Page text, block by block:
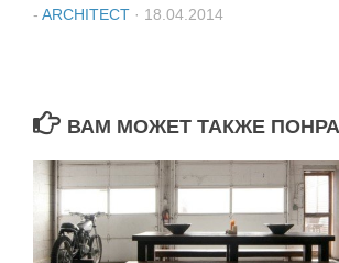
- ARCHITECT · 18.04.2014
ВАМ МОЖЕТ ТАКЖЕ